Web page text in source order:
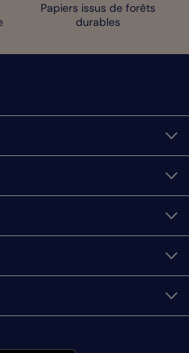
Papiers issus de forêts
durables